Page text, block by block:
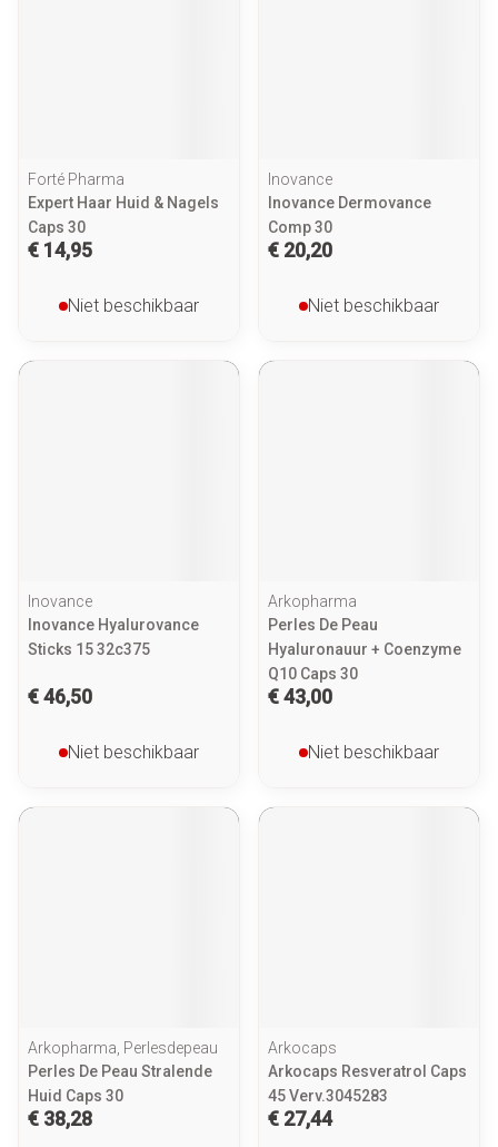
Forté Pharma
Expert Haar Huid & Nagels
Caps 30
€ 14,95
Niet beschikbaar
Inovance
Inovance Dermovance
Comp 30
€ 20,20
Niet beschikbaar
Inovance
Inovance Hyalurovance
Sticks 15 32c375
€ 46,50
Niet beschikbaar
Arkopharma
Perles De Peau
Hyaluronauur + Coenzyme
Q10 Caps 30
€ 43,00
Niet beschikbaar
Arkopharma, Perlesdepeau
Perles De Peau Stralende
Huid Caps 30
€ 38,28
Arkocaps
Arkocaps Resveratrol Caps
45 Verv.3045283
€ 27,44